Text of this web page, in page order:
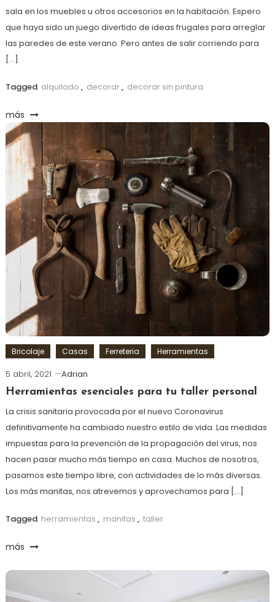
sala en los muebles u otros accesorios en la habitación. Espero
que haya sido un juego divertido de ideas frugales para arreglar
las paredes de este verano. Pero antes de salir corriendo para
[…]
Tagged alquilado , decorar, decorar sin pintura
más
Bricolaje Casas Ferreteria Herramientas
5 abril, 2021
Adrian
Herramientas esenciales para tu taller personal
La crisis sanitaria provocada por el nuevo Coronavirus
definitivamente ha cambiado nuestro estilo de vida. Las medidas
impuestas para la prevención de la propagación del virus, nos
hacen pasar mucho más tiempo en casa. Muchos de nosotros,
pasamos este tiempo libre, con actividades de lo más diversas.
Los más manitas, nos atrevemos y aprovechamos para […]
Tagged herramientas , manitas , taller
más